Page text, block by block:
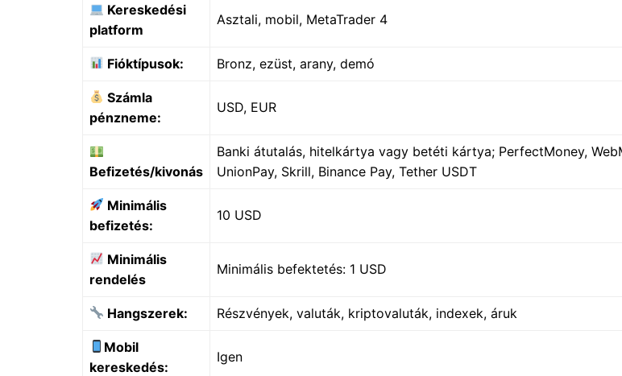
Kereskedési
platform
Asztali, mobil, MetaTrader 4
Fióktípusok: Bronz, ezüst, arany, demó
Számla
pénzneme:
USD, EUR
Befizetés/kivonás
Banki átutalás, hitelkártya vagy betéti kártya; PerfectMoney,
UnionPay, Skrill, Binance Pay, Tether USDT
Minimális
befizetés:
10 USD
Minimális
rendelés
Minimális befektetés: 1 USD
Hangszerek: Részvények, valuták, kriptovaluták, indexek, áruk
Mobil
kereskedés:
Igen